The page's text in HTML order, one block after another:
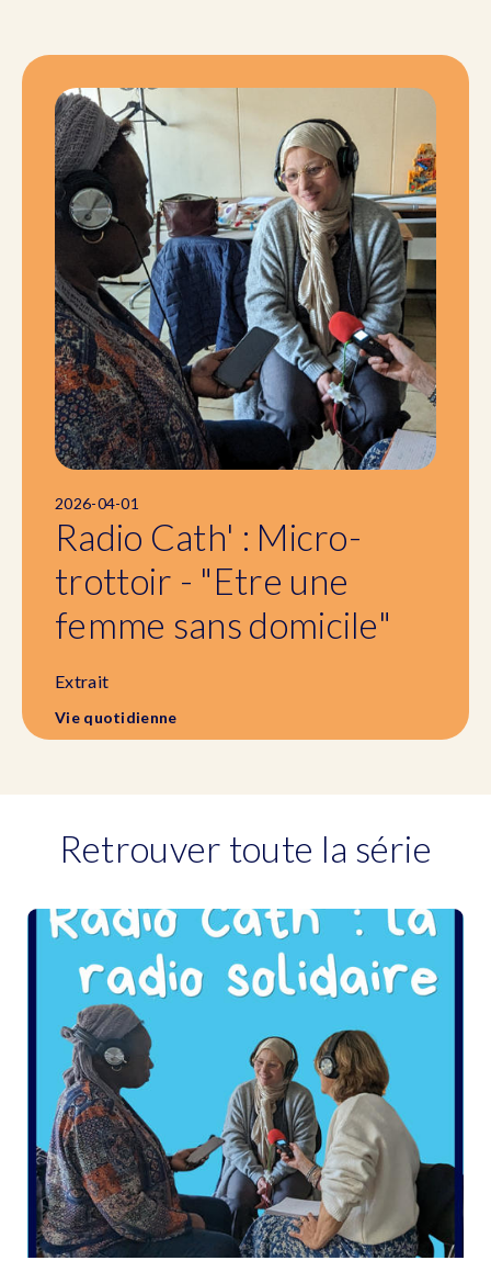
2026-04-01
Radio Cath' : Micro-
trottoir - "Etre une
femme sans domicile"
Extrait
Vie quotidienne
Retrouver toute la série